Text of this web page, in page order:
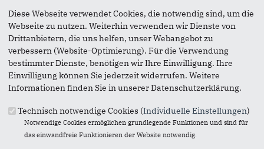
07.07.2026
Kanada setzt auf Schleswig-
Holsteinische Spitzentechnologie
Zur Entscheidung der kanadischen Regierung,
künftig auf das U-Boot-Design von TKMS zu
setzen, erklärt der Sprecher für Wehrtechnik der
Diese Webseite verwendet Cookies, die notwendig sind, um die
Webseite zu nutzen. Weiterhin verwenden wir Dienste von
Drittanbietern, die uns helfen, unser Webangebot zu
verbessern (Website-Optimierung). Für die Verwendung
bestimmter Dienste, benötigen wir Ihre Einwilligung. Ihre
Einwilligung können Sie jederzeit widerrufen. Weitere
Informationen finden Sie in unserer Datenschutzerklärung.
Technisch notwendige Cookies (Individuelle Einstellungen)
Notwendige Cookies ermöglichen grundlegende Funktionen und sind für
das einwandfreie Funktionieren der Website notwendig.